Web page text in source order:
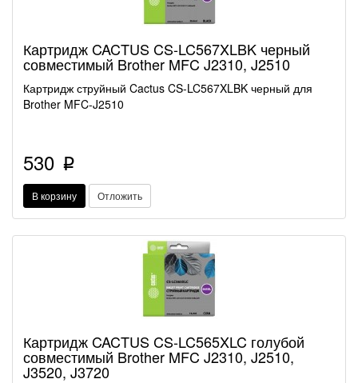
Картридж CACTUS CS-LC567XLBK черный
совместимый Brother MFC J2310, J2510
Картридж струйный Cactus CS-LC567XLBK черный для
Brother MFC-J2510
530 p
В корзину Отложить
Картридж CACTUS CS-LC565XLC голубой
совместимый Brother MFC J2310, J2510,
J3520, J3720